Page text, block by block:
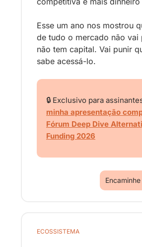
Esse um ano nos mostrou
de tudo o mercado não vai
não tem capital. Vai punir
sabe acessá-lo.
minha apresentação
Fórum Deep Dive
Funding 2026
ECOSSISTEMA